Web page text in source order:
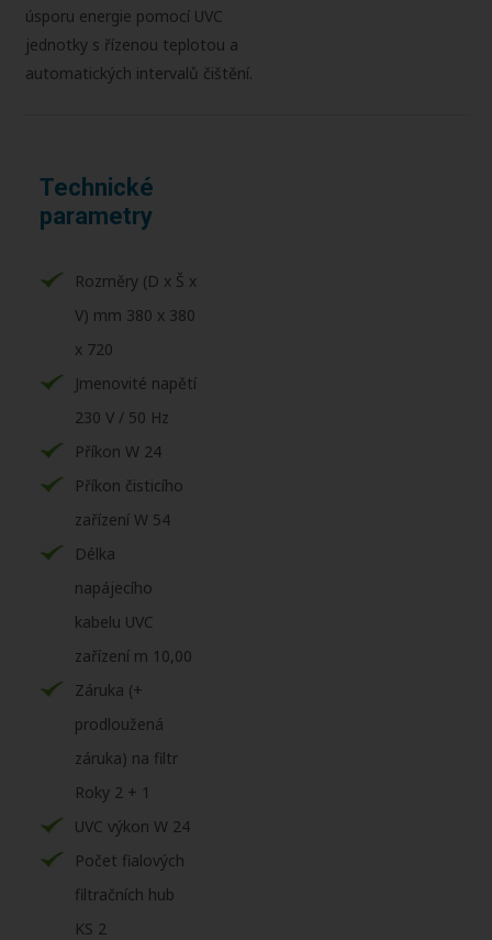
úsporu energie pomocí UVC
jednotky s řízenou teplotou a
automatických intervalů čištění.
Technické
parametry
Rozměry (D x Š x
V) mm 380 x 380
x 720
Jmenovité napětí
230 V / 50 Hz
Příkon W 24
Příkon čisticího
zařízení W 54
Délka
napájecího
kabelu UVC
zařízení m 10,00
Záruka (+
prodloužená
záruka) na filtr
Roky 2 + 1
UVC výkon W 24
Počet fialových
filtračních hub
KS 2